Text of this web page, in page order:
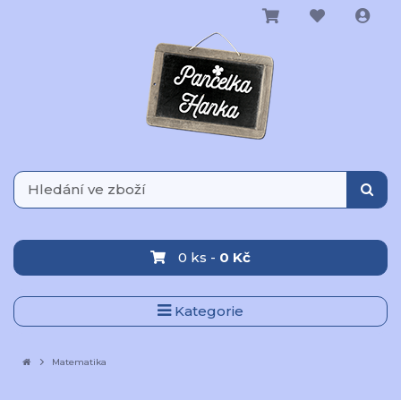
0 ks - 0 Kč
Kategorie
Matematika